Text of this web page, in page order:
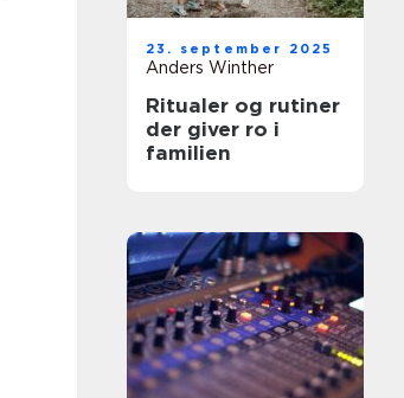
23. september 2025
Anders Winther
Ritualer og rutiner
der giver ro i
familien